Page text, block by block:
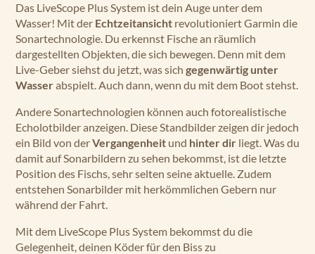
Das LiveScope Plus System ist dein Auge unter dem
Wasser! Mit der Echtzeitansicht revolutioniert Garmin die
Sonartechnologie. Du erkennst Fische an räumlich
dargestellten Objekten, die sich bewegen. Denn mit dem
Live-Geber siehst du jetzt, was sich gegenwärtig unter
Wasserabspielt. Auch dann, wenn du mit dem Boot stehst.
Andere Sonartechnologien können auch fotorealistische
Echolotbilder anzeigen. Diese Standbilder zeigen dir jedoch
ein Bild von derVergangenheit und hinter dir liegt. Was du
damit auf Sonarbildern zu sehen bekommst, ist die letzte
Position des Fischs, sehr selten seine aktuelle. Zudem
entstehen Sonarbilder mit herkömmlichen Gebern nur
während der Fahrt.
Mit dem LiveScope Plus System bekommst du die
Gelegenheit, deinen Köder für den Biss zu